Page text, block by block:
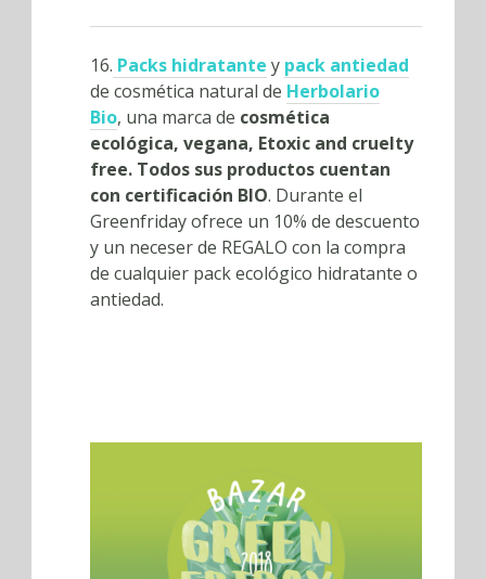
16. Packs hidratante y pack antiedad
de cosmética natural de Herbolario
Bio, una marca de cosmética
ecológica, vegana, Etoxic and cruelty
free. Todos sus productos cuentan
con certificación BIO. Durante el
Greenfriday ofrece un 10% de descuento
y un neceser de REGALO con la compra
de cualquier pack ecológico hidratante o
antiedad.